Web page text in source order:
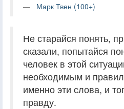
Марк Твен (100+)
Не старайся понять,
сказали, попытайся
человек в этой
необходимым и
именно эти слова, и
правду.